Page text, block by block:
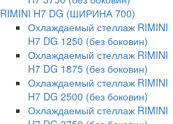
RIMINI H7 DG (ШИРИНА 700)
Охлаждаемый стеллаж RIMINI
H7 DG 1250 (без боковин)
Охлаждаемый стеллаж RIMINI
H7 DG 1875 (без боковин)
Охлаждаемый стеллаж RIMINI
H7 DG 2500 (без боковин)
Охлаждаемый стеллаж RIMINI